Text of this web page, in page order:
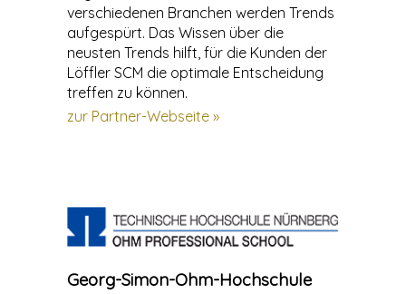
verschiedenen Branchen werden Trends
aufgespürt. Das Wissen über die
neusten Trends hilft, für die Kunden der
Löffler SCM die optimale Entscheidung
treffen zu können.
zur Partner-Webseite »
Georg-Simon-Ohm-Hochschule